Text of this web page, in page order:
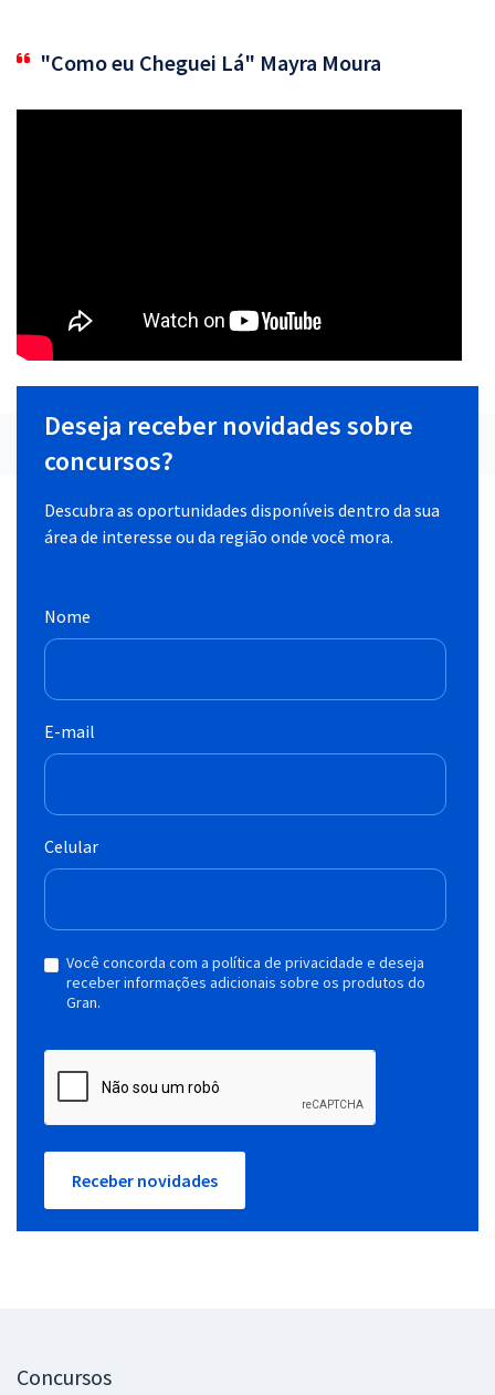
"Como eu Cheguei Lá" Mayra Moura
Deseja receber novidades sobre
concursos?
Descubra as oportunidades disponíveis dentro da sua
área de interesse ou da região onde você mora.
Nome
E-mail
Celular
Você concorda com a política de privacidade e deseja
receber informações adicionais sobre os produtos do
Gran.
Receber novidades
Concursos